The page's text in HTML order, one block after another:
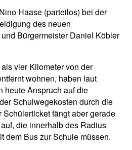
Haase (parteilos) bei der
des neuen
Bürgermeister Daniel Köbler
vier Kilometer von der
wohnen, haben laut
heute Anspruch auf die
Schulwegekosten durch die
fängt aber gerade
die innerhalb des Radius
dem Bus zur Schule müssen.